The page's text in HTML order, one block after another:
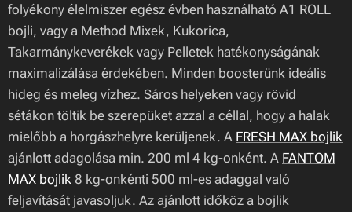
folyékony élelmiszer egész évben használható A1 ROLL
bojli, vagy a Method Mixek, Kukorica,
Takarmánykeverékek vagy Pelletek hatékonyságának
maximalizálása érdekében. Minden boosterünk ideális
hideg és meleg vízhez. Sáros helyeken vagy rövid
sétákon töltik be szerepüket azzal a céllal, hogy a halak
mielőbb a horgászhelyre kerüljenek. A FRESH MAX bojlik
ajánlott adagolása min. 200 ml 4 kg-onként. A FANTOM
MAX bojlik 8 kg-onkénti 500 ml-es adaggal való
feljavítását javasoljuk. Az ajánlott időköz a bojlik